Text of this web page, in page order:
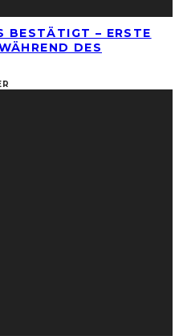
BESTÄTIGT – ERSTE
DES